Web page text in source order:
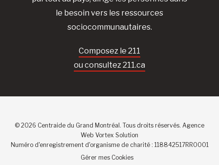
le besoin vers les ressources
sociocommunautaires.
Composez le 211
ou consultez 211.ca
© 2026 Centraide du Grand Montréal. Tous droits réservés. Agence
Web Vortex Solution
Numéro d'enregistrement d'organisme de charité : 118842517RR0001
Gérer mes Cookies